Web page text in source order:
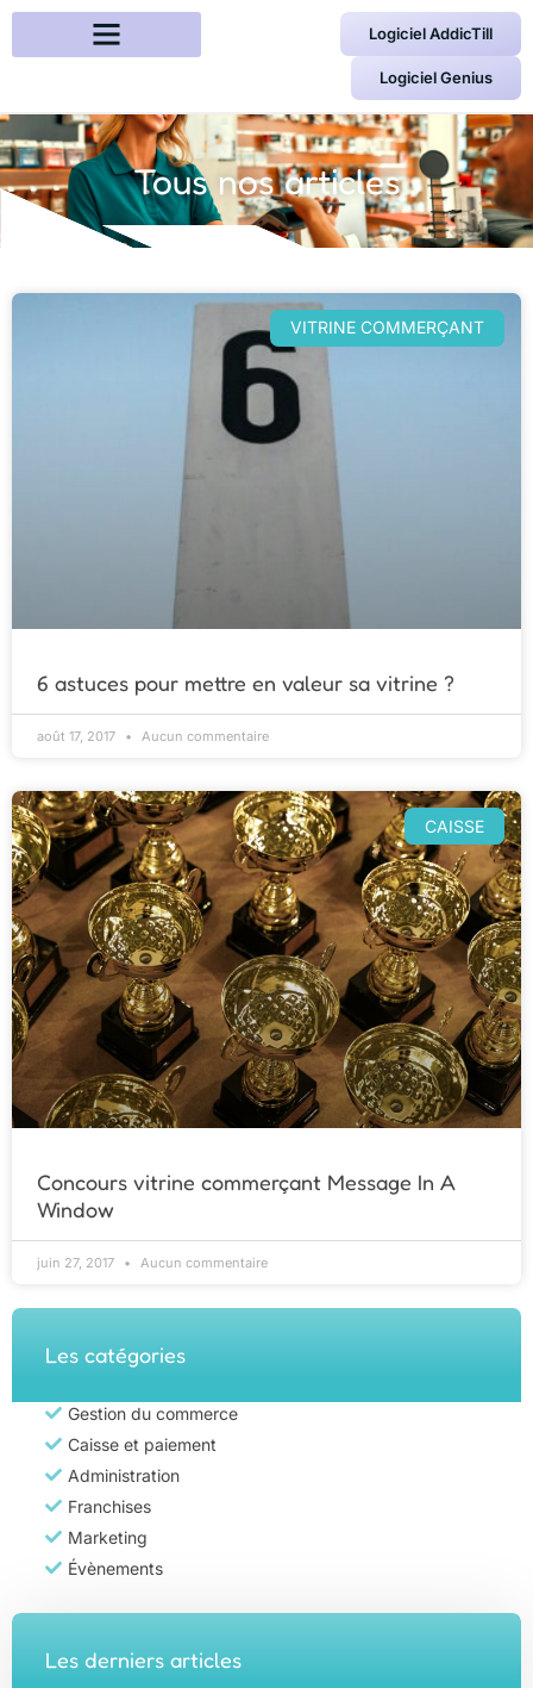
Logiciel AddicTill
Logiciel Genius
Tous nos articles
VITRINE COMMERÇANT
6 astuces pour mettre en valeur sa vitrine ?
août 17, 2017 Aucun commentaire
CAISSE
Concours vitrine commerçant Message In A
Window
juin 27, 2017 Aucun commentaire
Les catégories
Gestion du commerce
Caisse et paiement
Administration
Franchises
Marketing
Évènements
Les derniers articles